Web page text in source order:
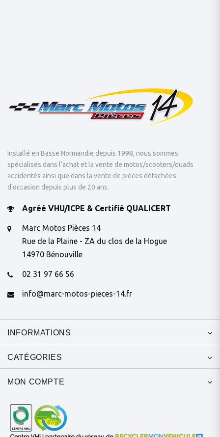
Installé en Basse Normandie depuis 1998, nous sommes
spécialisés dans l’achat et la vente de motos/scooters/quads
accidentés ainsi que dans la vente de pièces détachées
d'occasion depuis plus de 20 ans.
Agréé VHU/ICPE & Certifié QUALICERT
Marc Motos Pièces 14
Rue de la Plaine - ZA du clos de la Hogue
14970 Bénouville
02 31 97 66 56
info@marc-motos-pieces-14.fr
INFORMATIONS
CATÉGORIES
MON COMPTE